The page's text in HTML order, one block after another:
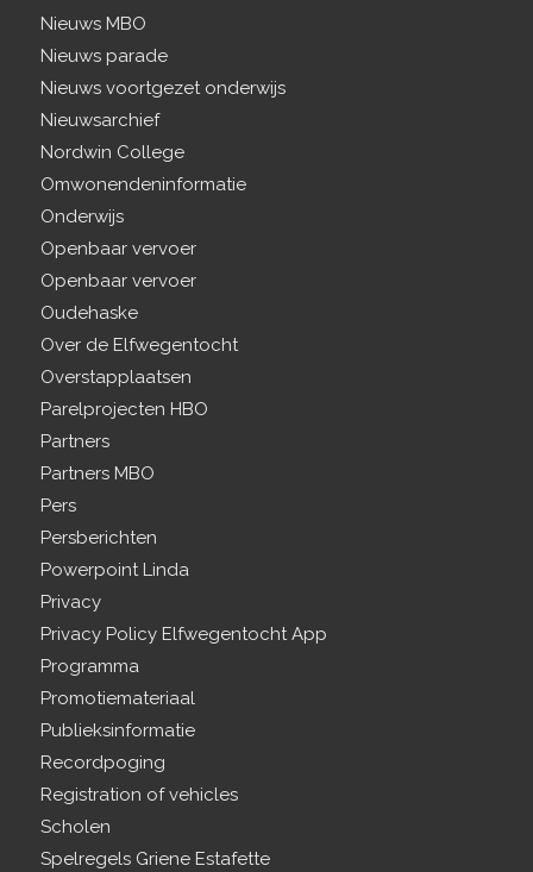
Nieuws MBO
Nieuws parade
Nieuws voortgezet onderwijs
Nieuwsarchief
Nordwin College
Omwonendeninformatie
Onderwijs
Openbaar vervoer
Openbaar vervoer
Oudehaske
Over de Elfwegentocht
Overstapplaatsen
Parelprojecten HBO
Partners
Partners MBO
Pers
Persberichten
Powerpoint Linda
Privacy
Privacy Policy Elfwegentocht App
Programma
Promotiemateriaal
Publieksinformatie
Recordpoging
Registration of vehicles
Scholen
Spelregels Griene Estafette